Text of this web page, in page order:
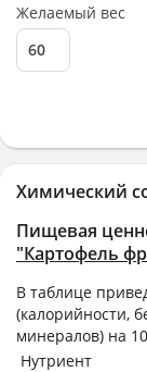
Химический
Пищевая
"Картофель
В таблице
(калорийности,
минералов) на
Нутриент
Желаемый вес